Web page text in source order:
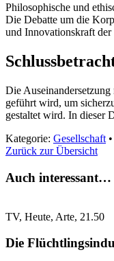
Philosophische und
Die Debatte um die
und Innovationskraft
Die
geführt wird, um
gestaltet wird. In dieser
Kategorie: Gesellschaft
Zurück zur Übersicht
Auch interessant…
TV, Heute, Arte, 21.50
Die